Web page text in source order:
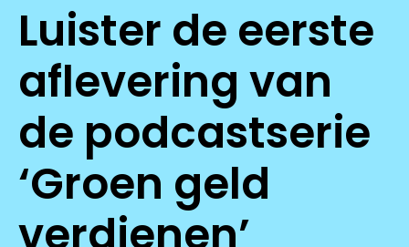
Luister de eerste
aflevering van
de podcastserie
‘Groen geld
verdienen’